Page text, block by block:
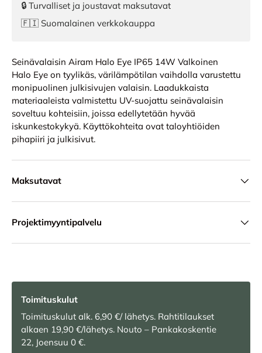
🔒 Turvalliset ja joustavat maksutavat
🇫🇮 Suomalainen verkkokauppa
Seinävalaisin Airam Halo Eye IP65 14W Valkoinen
Halo Eye on tyylikäs, värilämpötilan vaihdolla varustettu
monipuolinen julkisivujen valaisin. Laadukkaista
materiaaleista valmistettu UV-suojattu seinävalaisin
soveltuu kohteisiin, joissa edellytetään hyvää
iskunkestokykyä. Käyttökohteita ovat taloyhtiöiden
pihapiiri ja julkisivut.
Maksutavat
Projektimyyntipalvelu
Toimituskulut
Toimituskulut alk. 6,90 €/ lähetys. Rahtitilaukset
alkaen 19,90 €/lähetys. Nouto – Pankakoskentie
22, Joensuu 0 €.